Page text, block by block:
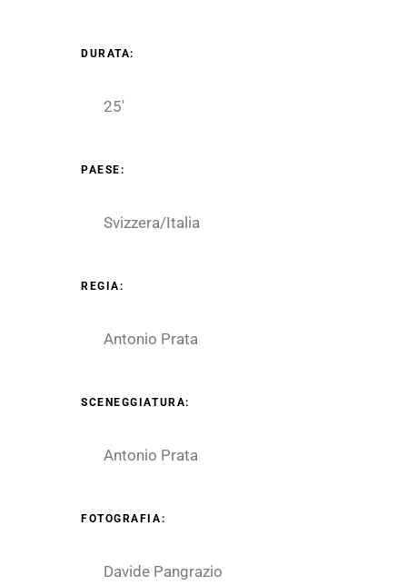
DURATA:
25′
PAESE:
Svizzera/Italia
REGIA:
Antonio Prata
SCENEGGIATURA:
Antonio Prata
FOTOGRAFIA:
Davide Pangrazio